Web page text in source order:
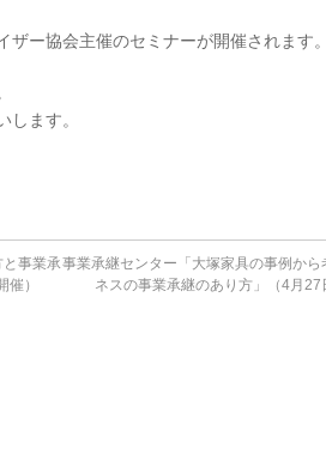
ー協会主催のセミナーが開催されます。
します。
と事業承
）
事業承継センター「大塚家具の事例か
ネスの事業承継のあり方」（4月27